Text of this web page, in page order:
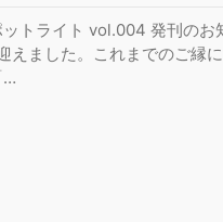
トライト vol.004 発刊のお
えました。これまでのご縁
…